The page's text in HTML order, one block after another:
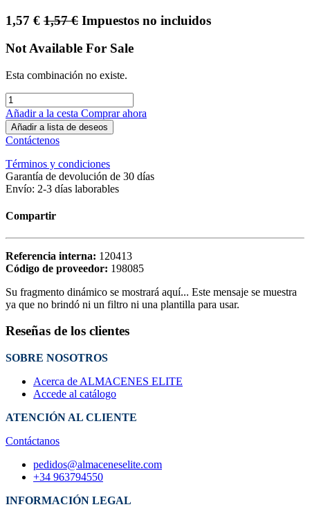
1,57 € 1,57€ Impuestos no incluidos
Not Available For Sale
Esta combinación no existe.
Añadir a la cesta Comprar ahora
Añadir a lista de deseos
Contáctenos
Términos y condiciones
Garantía de devolución de 30 días
Envío: 2-3 días laborables
Compartir
Referencia interna: 120413
Código de proveedor: 198085
Su fragmento dinámico se mostrará aquí... Este mensaje se muestra
ya que no brindó ni un filtro ni una plantilla para usar.
Reseñas de los clientes
SOBRE NOSOTROS
Acerca de ALMACENES ELITE
Accede al catálogo
ATENCIÓN AL CLIENTE
Contáctanos
pedidos@almaceneselite.com
+34 963794550
INFORMACIÓN LEGAL